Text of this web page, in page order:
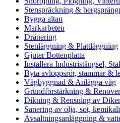
Stenspräckning &
Bygga altan
Markarbeten
Dränering
Stenläggning & Plattläggning
Gjuter Bottenplatta
Installera Industristängsel,
Byta avloppsrör, stammar &
Vägbyggnad & Anlägga väg
Grundförstärkning &
Dikning & Rensning av
Sanering av olja, sot,
Avsaltningsanläggning &